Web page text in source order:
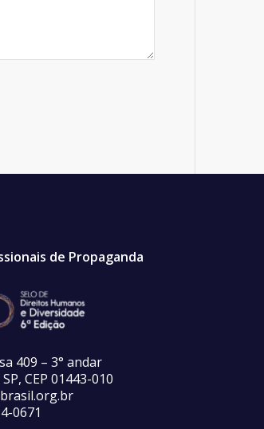
de Propaganda
409 – 3° andar
CEP 01443-010
0671